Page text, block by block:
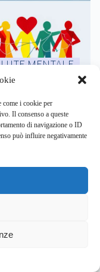
come i cookie per
Il consenso a queste
di navigazione o ID
può influire negativamente
MENTALE
contro il
LatAm-FINGERS